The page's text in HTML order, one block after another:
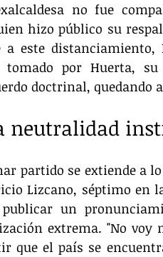
no fue
hizo público su
a este
tomado por Huerta,
doctrinal, quedando
neutralidad
partido se extiende a
Lizcano, séptimo en
un
extrema. "No
que el país se